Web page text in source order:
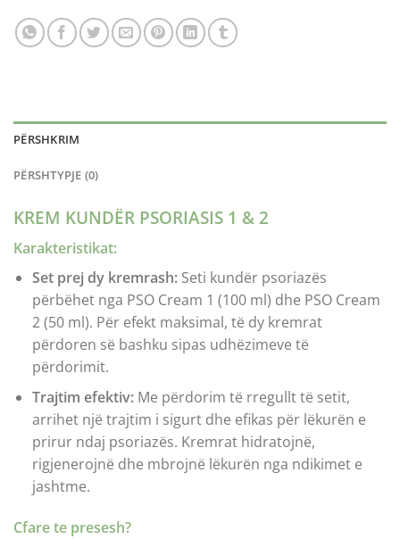
PËRSHKRIM
PËRSHTYPJE (0)
KREM KUNDËR PSORIASIS 1 & 2
Karakteristikat:
Set prej dy kremrash:Seti kundër psoriazës
përbëhet nga PSO Cream 1 (100 ml) dhe PSO Cream
2 (50 ml). Për efekt maksimal, të dy kremrat
përdoren së bashku sipas udhëzimeve të
përdorimit.
Trajtim efektiv:Me përdorim të rregullt të setit,
arrihet një trajtim i sigurt dhe efikas për lëkurën e
prirur ndaj psoriazës. Kremrat hidratojnë,
rigjenerojnë dhe mbrojnë lëkurën nga ndikimet e
jashtme.
Cfare te presesh?